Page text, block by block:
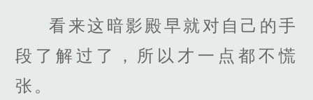
看来这暗影殿早就对自己的手
段了解过了，所以才一点都不慌
张。